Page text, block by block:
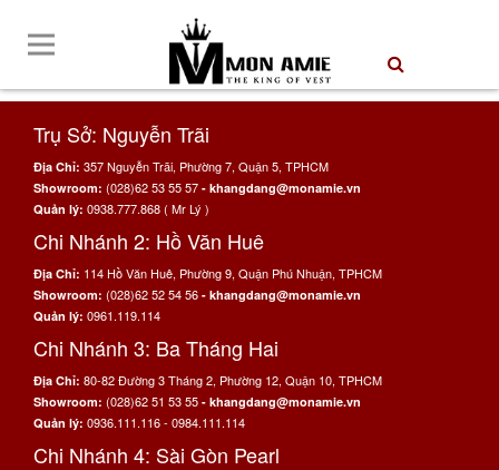
Trụ Sở: Nguyễn Trãi
Địa Chỉ: 357 Nguyễn Trãi, Phường 7, Quận 5, TPHCM
Showroom: (028)62 53 55 57 - khangdang@monamie.vn
Quản lý: 0938.777.868 ( Mr Lý )
Chi Nhánh 2: Hồ Văn Huê
Địa Chỉ: 114 Hồ Văn Huê, Phường 9, Quận Phú Nhuận, TPHCM
Showroom: (028)62 52 54 56 - khangdang@monamie.vn
Quản lý: 0961.119.114
Chi Nhánh 3: Ba Tháng Hai
Địa Chỉ: 80-82 Đường 3 Tháng 2, Phường 12, Quận 10, TPHCM
Showroom: (028)62 51 53 55 - khangdang@monamie.vn
Quản lý: 0936.111.116 - 0984.111.114
Chi Nhánh 4: Sài Gòn Pearl